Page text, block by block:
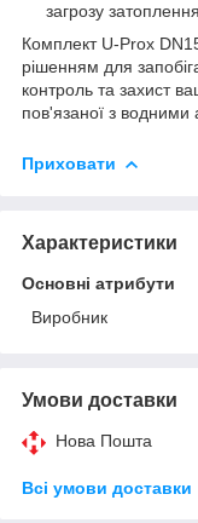
загрозу затоплення.
Комплект U-Prox
рішенням для
контроль та захист
пов'язаної з водними
Приховати
Характеристики
Основні атрибути
Виробник
Умови доставки
Нова Пошта
Всі умови доставки